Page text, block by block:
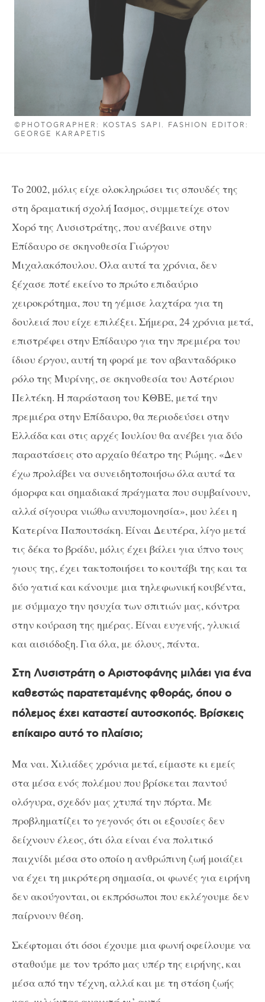
©PHOTOGRAPHER: KOSTAS SAPI. FASHION EDITOR:
GEORGE KARAPETIS
Το 2002, μόλις είχε ολοκληρώσει τις σπουδές της
στη δραματική σχολή Ίασμος, συμμετείχε στον
Χορό της Λυσιστράτης, που ανέβαινε στην
Επίδαυρο σε σκηνοθεσία Γιώργου
Μιχαλακόπουλου. Όλα αυτά τα χρόνια, δεν
ξέχασε ποτέ εκείνο το πρώτο επιδαύριο
χειροκρότημα, που τη γέμισε λαχτάρα για τη
δουλειά που είχε επιλέξει. Σήμερα, 24 χρόνια μετά,
επιστρέφει στην Επίδαυρο για την πρεμιέρα του
ίδιου έργου, αυτή τη φορά με τον αβανταδόρικο
ρόλο της Μυρίνης, σε σκηνοθεσία του Αστέριου
Πελτέκη. Η παράσταση του ΚΘΒΕ, μετά την
πρεμιέρα στην Επίδαυρο, θα περιοδεύσει στην
Ελλάδα και στις αρχές Ιουλίου θα ανέβει για δύο
παραστάσεις στο αρχαίο θέατρο της Ρώμης. «Δεν
έχω προλάβει να συνειδητοποιήσω όλα αυτά τα
όμορφα και σημαδιακά πράγματα που συμβαίνουν,
αλλά σίγουρα νιώθω ανυπομονησία», μου λέει η
Κατερίνα Παπουτσάκη. Είναι Δευτέρα, λίγο μετά
τις δέκα το βράδυ, μόλις έχει βάλει για ύπνο τους
γιους της, έχει τακτοποιήσει το κουτάβι της και τα
δύο γατιά και κάνουμε μια τηλεφωνική κουβέντα,
με σύμμαχο την ησυχία των σπιτιών μας, κόντρα
στην κούραση της ημέρας. Είναι ευγενής, γλυκιά
και αισιόδοξη. Για όλα, με όλους, πάντα.
Στη Λυσιστράτη ο Αριστοφάνης μιλάει για ένα
καθεστώς παρατεταμένης φθοράς, όπου ο
πόλεμος έχει καταστεί αυτοσκοπός. Βρίσκεις
επίκαιρο αυτό το πλαίσιο;
Μα ναι. Χιλιάδες χρόνια μετά, είμαστε κι εμείς
στα μέσα ενός πολέμου που βρίσκεται παντού
ολόγυρα, σχεδόν μας χτυπά την πόρτα. Με
προβληματίζει το γεγονός ότι οι εξουσίες δεν
δείχνουν έλεος, ότι όλα είναι ένα πολιτικό
παιχνίδι μέσα στο οποίο η ανθρώπινη ζωή μοιάζει
να έχει τη μικρότερη σημασία, οι φωνές για ειρήνη
δεν ακούγονται, οι εκπρόσωποι που εκλέγουμε δεν
παίρνουν θέση.
Σκέφτομαι ότι όσοι έχουμε μια φωνή οφείλουμε να
σταθούμε με τον τρόπο μας υπέρ της ειρήνης, και
μέσα από την τέχνη, αλλά και με τη στάση ζωής